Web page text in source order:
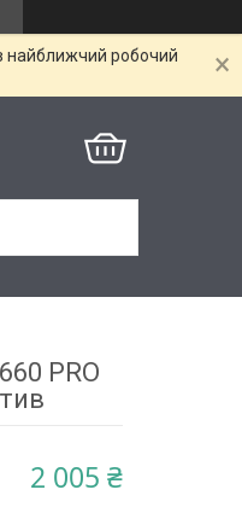
найближчий робочий
PRO
2 005 ₴